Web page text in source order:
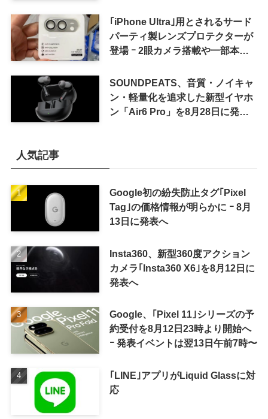
｢iPhone Ultra｣用とされるサード
パーティ製レンズプロテクターが
登場 ｰ 2眼カメラ搭載や一部本体
SOUNDPEATS、音質・ノイキャ
ン・軽量化を追求した新型イヤホ
ン「Air6 Pro」を8月28日に発売
人気記事
Google初の紛失防止タグ｢Pixel
Tag｣の価格情報が明らかに ｰ 8月
13日に発表へ
Insta360、新型360度アクション
カメラ｢Insta360 X6｣を8月12日に
発表へ
Google、｢Pixel 11｣シリーズの予
約受付を8月12日23時より開始へ
ｰ 発表イベントは翌13日午前7時〜
｢LINE｣アプリがLiquid Glassに対
応